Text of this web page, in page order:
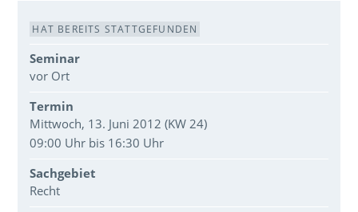
Veranstaltungsdaten
HAT BEREITS STATTGEFUNDEN
Seminar
vor Ort
Termin
Mittwoch, 13. Juni 2012 (KW 24)
09:00 Uhr bis 16:30 Uhr
Sachgebiet
Recht